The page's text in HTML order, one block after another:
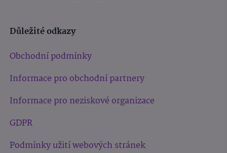
Důležité odkazy
Obchodní podmínky
Informace pro obchodní partnery
Informace pro neziskové organizace
GDPR
Podmínky užití webových stránek